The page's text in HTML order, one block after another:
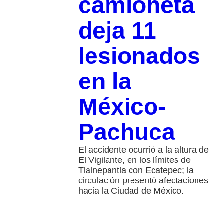
deja 11
lesionados
en la
México-
Pachuca
El accidente ocurrió a la altura de
El Vigilante, en los límites de
Tlalnepantla con Ecatepec; la
circulación presentó afectaciones
hacia la Ciudad de México.